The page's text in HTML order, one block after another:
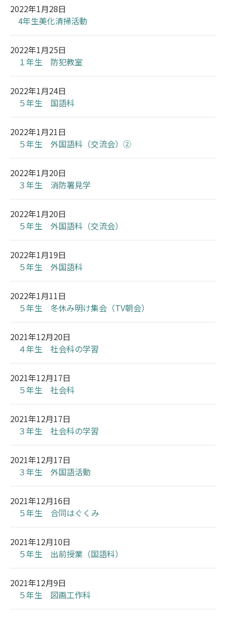
2022年1月28日
4年生美化清掃活動
2022年1月25日
１年生 防犯教室
2022年1月24日
５年生 国語科
2022年1月21日
５年生 外国語科（交流会）②
2022年1月20日
３年生 消防署見学
2022年1月20日
５年生 外国語科（交流会）
2022年1月19日
５年生 外国語科
2022年1月11日
５年生 冬休み明け集会（TV朝会）
2021年12月20日
４年生 社会科の学習
2021年12月17日
５年生 社会科
2021年12月17日
３年生 社会科の学習
2021年12月17日
３年生 外国語活動
2021年12月16日
５年生 合同はぐくみ
2021年12月10日
５年生 出前授業（国語科）
2021年12月9日
５年生 図画工作科